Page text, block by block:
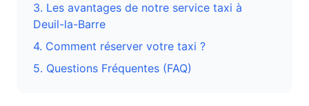
3. Les avantages de notre service taxi à
Deuil-la-Barre
4. Comment réserver votre taxi ?
5. Questions Fréquentes (FAQ)